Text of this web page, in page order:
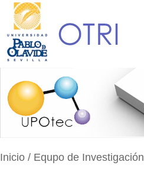
Inicio / Equpo de Investigación